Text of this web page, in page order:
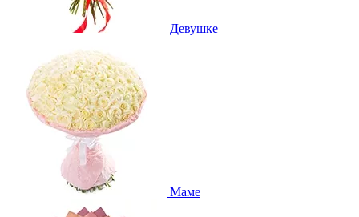
Девушке
Маме